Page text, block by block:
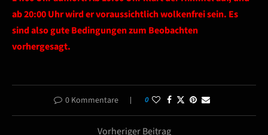
ab 20:00 Uhr wird er voraussichtlich wolkenfrei sein. Es
sind also gute Bedingungen zum Beobachten
vorhergesagt.
0 Kommentare 0
Vorheriger Beitrag